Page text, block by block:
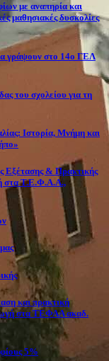
με αναπηρία και
μαθησιακές δυσκολίες
γράψουν στο 14ο ΓΕΛ
του σχολείου για τη
Ιστορία, Μνήμη και
Εξέτασης & Πρακτικής
στα Τ.Ε.Φ.Α.Α.,
και πρακτική
στα ΤΕΦΑΑ ακαδ.
5%